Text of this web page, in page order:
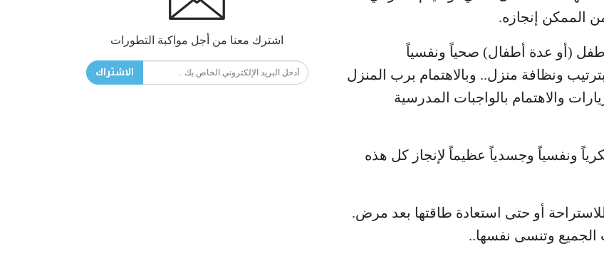
الممكن إنجازه.
(أو عدة أطفال) صحياً ونفسياً
ونظافة منزل.. وبالاهتمام برب المنزل
والاهتمام بالواجبات المدرسية
ونفسياً وجسدياً عظيماً لإنجاز كل هذه
للاستراحة أو حتى استعادة طاقتها بعد مرض.
الجميع وتنسى نفسها..
اشترك معنا من أجل مواكبة التطورات
الاشتراك